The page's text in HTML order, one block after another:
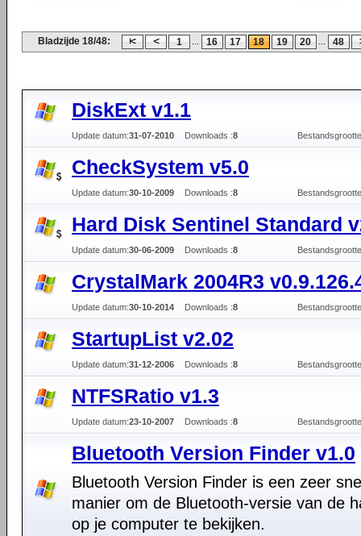
Bladzijde 18/48: 1 ... 16 17 18 19 20 ... 48
DiskExt v1.1
Update datum:31-07-2010 Downloads :8
CheckSystem v5.0
Update datum:30-10-2009 Downloads :8
Hard Disk Sentinel Standard
Update datum:30-06-2009 Downloads :8
CrystalMark 2004R3
Update datum:30-10-2014 Downloads :8
StartupList v2.02
Update datum:31-12-2006 Downloads :8
NTFSRatio v1.3
Update datum:23-10-2007 Downloads :8
Bluetooth Version Finder v1.0
Bluetooth Version Finder is een zeer
manier om de Bluetooth-versie van de
op je computer te bekijken.